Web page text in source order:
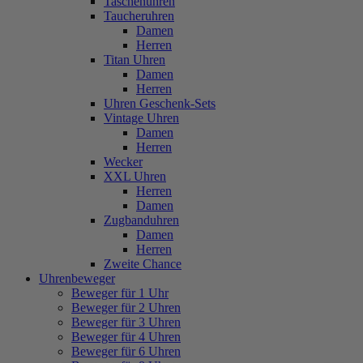
Taucheruhren
Damen
Herren
Titan Uhren
Damen
Herren
Uhren Geschenk-Sets
Vintage Uhren
Damen
Herren
Wecker
XXL Uhren
Herren
Damen
Zugbanduhren
Damen
Herren
Zweite Chance
Uhrenbeweger
Beweger für 1 Uhr
Beweger für 2 Uhren
Beweger für 3 Uhren
Beweger für 4 Uhren
Beweger für 6 Uhren